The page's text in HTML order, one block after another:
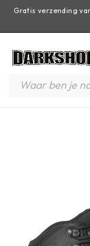
Gratis verzending